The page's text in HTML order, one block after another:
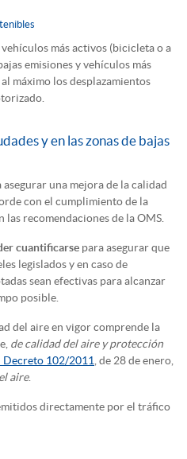
más activos (bicicleta o a
emisiones y vehículos más
máximo los desplazamientos
y en las zonas de bajas
una mejora de la calidad
con el cumplimiento de la
recomendaciones de la OMS.
cuantificarse para asegurar que
legislados y en caso de
sean efectivas para alcanzar
posible.
del aire en vigor comprende la
de calidad del aire y protección
Decreto 102/2011 , de 28 de enero,
aire.
directamente por el tráfico